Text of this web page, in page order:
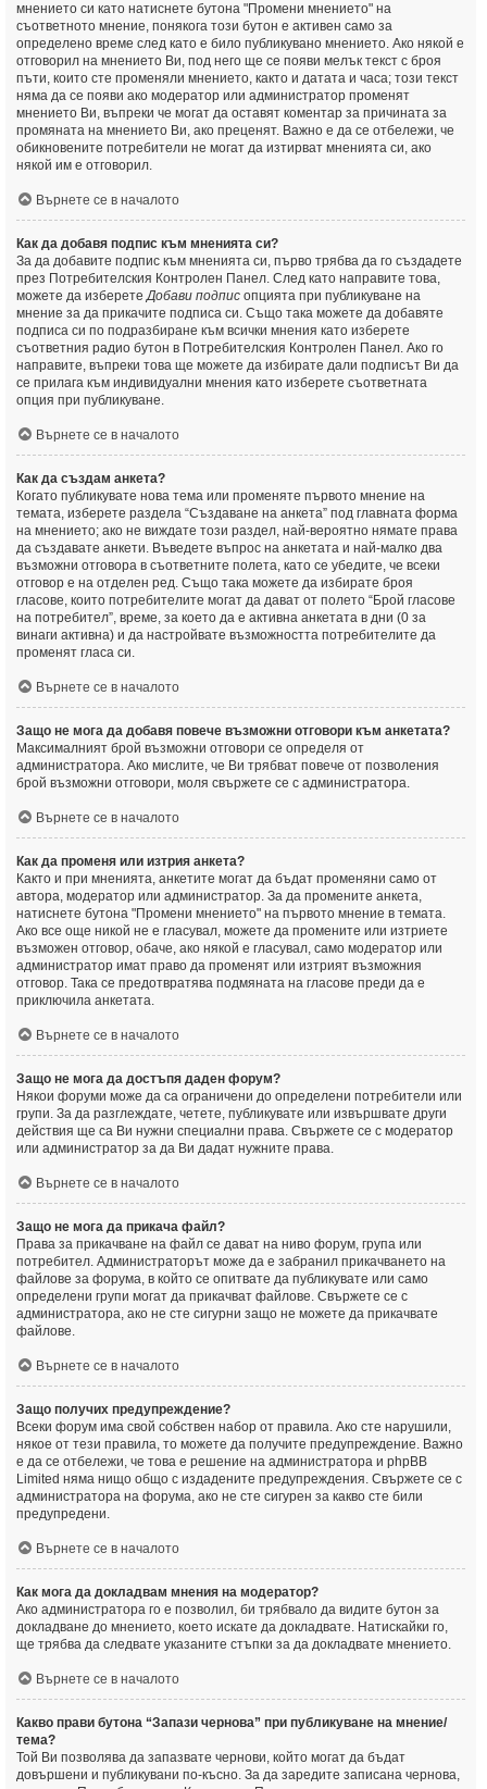
мнението си като натиснете бутона "Промени мнението" на
съответното мнение, понякога този бутон е активен само за
определено време след като е било публикувано мнението. Ако някой е
отговорил на мнението Ви, под него ще се появи мелък текст с броя
пъти, които сте променяли мнението, както и датата и часа; този текст
няма да се появи ако модератор или администратор променят
мнението Ви, въпреки че могат да оставят коментар за причината за
промяната на мнението Ви, ако преценят. Важно е да се отбележи, че
обикновените потребители не могат да изтирват мненията си, ако
някой им е отговорил.
Върнете се в началото
Как да добавя подпис към мненията си?
За да добавите подпис към мненията си, първо трябва да го създадете
през Потребителския Контролен Панел. След като направите това,
можете да изберетеДобави подпис опцията при публикуване на
мнение за да прикачите подписа си. Също така можете да добавяте
подписа си по подразбиране към всички мнения като изберете
съответния радио бутон в Потребителския Контролен Панел. Ако го
направите, въпреки това ще можете да избирате дали подписът Ви да
се прилага към индивидуални мнения като изберете съответната
опция при публикуване.
Върнете се в началото
Как да създам анкета?
Когато публикувате нова тема или променяте първото мнение на
темата, изберете раздела “Създаване на анкета” под главната форма
на мнението; ако не виждате този раздел, най-вероятно нямате права
да създавате анкети. Въведете въпрос на анкетата и най-малко два
възможни отговора в съответните полета, като се убедите, че всеки
отговор е на отделен ред. Също така можете да избирате броя
гласове, които потребителите могат да дават от полето “Брой гласове
на потребител”, време, за което да е активна анкетата в дни (0 за
винаги активна) и да настройвате възможността потребителите да
променят гласа си.
Върнете се в началото
Защо не мога да добавя повече възможни отговори към анкетата?
Максималният брой възможни отговори се определя от
администратора. Ако мислите, че Ви трябват повече от позволения
брой възможни отговори, моля свържете се с администратора.
Върнете се в началото
Как да променя или изтрия анкета?
Както и при мненията, анкетите могат да бъдат променяни само от
автора, модератор или администратор. За да промените анкета,
натиснете бутона "Промени мнението" на първото мнение в темата.
Ако все още никой не е гласувал, можете да промените или изтриете
възможен отговор, обаче, ако някой е гласувал, само модератор или
администратор имат право да променят или изтрият възможния
отговор. Така се предотвратява подмяната на гласове преди да е
приключила анкетата.
Върнете се в началото
Защо не мога да достъпя даден форум?
Някои форуми може да са ограничени до определени потребители или
групи. За да разглеждате, четете, публикувате или извършвате други
действия ще са Ви нужни специални права. Свържете се с модератор
или администратор за да Ви дадат нужните права.
Върнете се в началото
Защо не мога да прикача файл?
Права за прикачване на файл се дават на ниво форум, група или
потребител. Администраторът може да е забранил прикачването на
файлове за форума, в който се опитвате да публикувате или само
определени групи могат да прикачват файлове. Свържете се с
администратора, ако не сте сигурни защо не можете да прикачвате
файлове.
Върнете се в началото
Защо получих предупреждение?
Всеки форум има свой собствен набор от правила. Ако сте нарушили,
някое от тези правила, то можете да получите предупреждение. Важно
е да се отбележи, че това е решение на администратора и phpBB
Limited няма нищо общо с издадените предупреждения. Свържете се с
администратора на форума, ако не сте сигурен за какво сте били
предупредени.
Върнете се в началото
Как мога да докладвам мнения на модератор?
Ако администратора го е позволил, би трябвало да видите бутон за
докладване до мнението, което искате да докладвате. Натискайки го,
ще трябва да следвате указаните стъпки за да докладвате мнението.
Върнете се в началото
Какво прави бутона “Запази чернова” при публикуване на мнение/
тема?
Той Ви позволява да запазвате чернови, който могат да бъдат
довършени и публикувани по-късно. За да заредите записана чернова,